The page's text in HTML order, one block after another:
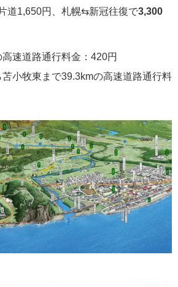
道1,650円、札幌⇆新冠往復で3,300
速道路通行料金：420円
小牧東まで39.3kmの高速道路通行料